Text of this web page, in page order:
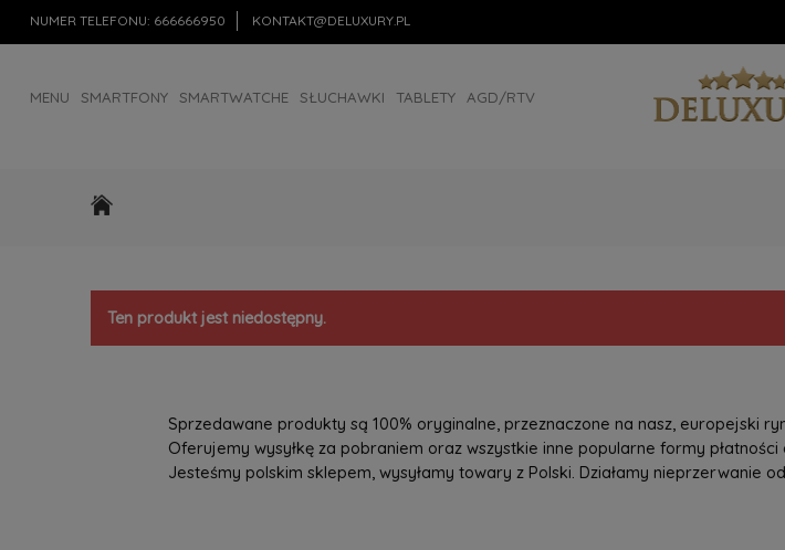
NUMER TELEFONU: 666666950 KONTAKT@DELUXURY.PL
MENU SMARTFONY SMARTWATCHE SŁUCHAWKI TABLETY AGD/RTV
Ten produkt jest niedostępny.
Sprzedawane produkty są 100% oryginalne, przeznaczone na nasz, europejski
Oferujemy wysyłkę za pobraniem oraz wszystkie inne popularne formy płatności
Jesteśmy polskim sklepem, wysyłamy towary z Polski. Działamy nieprzerwanie